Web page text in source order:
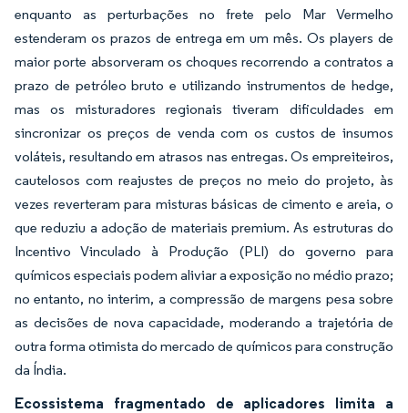
enquanto as perturbações no frete pelo Mar Vermelho
estenderam os prazos de entrega em um mês. Os players de
maior porte absorveram os choques recorrendo a contratos a
prazo de petróleo bruto e utilizando instrumentos de hedge,
mas os misturadores regionais tiveram dificuldades em
sincronizar os preços de venda com os custos de insumos
voláteis, resultando em atrasos nas entregas. Os empreiteiros,
cautelosos com reajustes de preços no meio do projeto, às
vezes reverteram para misturas básicas de cimento e areia, o
que reduziu a adoção de materiais premium. As estruturas do
Incentivo Vinculado à Produção (PLI) do governo para
químicos especiais podem aliviar a exposição no médio prazo;
no entanto, no interim, a compressão de margens pesa sobre
as decisões de nova capacidade, moderando a trajetória de
outra forma otimista do mercado de químicos para construção
da Índia.
Ecossistema fragmentado de aplicadores limita a